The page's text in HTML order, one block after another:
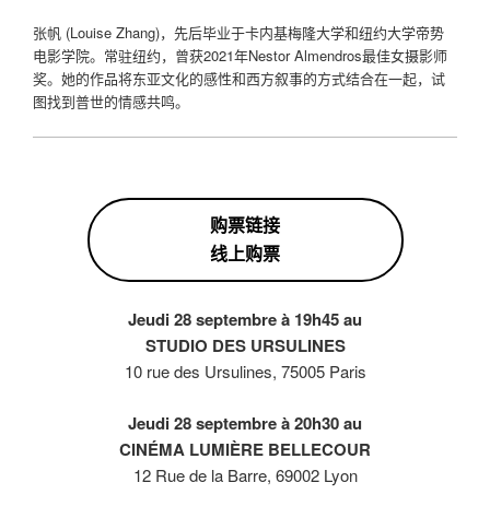
张帆 (Louise Zhang)，先后毕业于卡内基梅隆大学和纽约大学帝势
电影学院。常驻纽约，曾获2021年Nestor Almendros最佳女摄影师
奖。她的作品将东亚文化的感性和西方叙事的方式结合在一起，试
图找到普世的情感共鸣。
购票链接
线上购票
Jeudi 28 septembre à 19h45 au
STUDIO DES URSULINES
10 rue des Ursulines, 75005 Paris
Jeudi 28 septembre à 20h30 au
CINÉMA LUMIÈRE BELLECOUR
12 Rue de la Barre, 69002 Lyon